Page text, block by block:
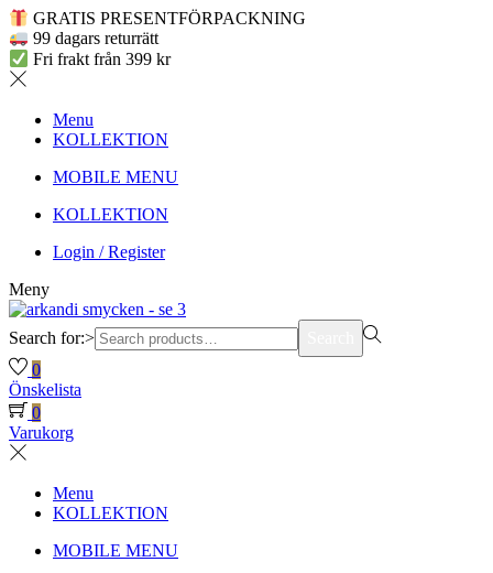
GRATIS PRESENTFÖRPACKNING
99 dagars returrätt
Fri frakt från 399 kr
Menu
KOLLEKTION
MOBILE MENU
KOLLEKTION
Login / Register
Meny
Search for:>
0
Önskelista
0
Varukorg
Menu
KOLLEKTION
MOBILE MENU